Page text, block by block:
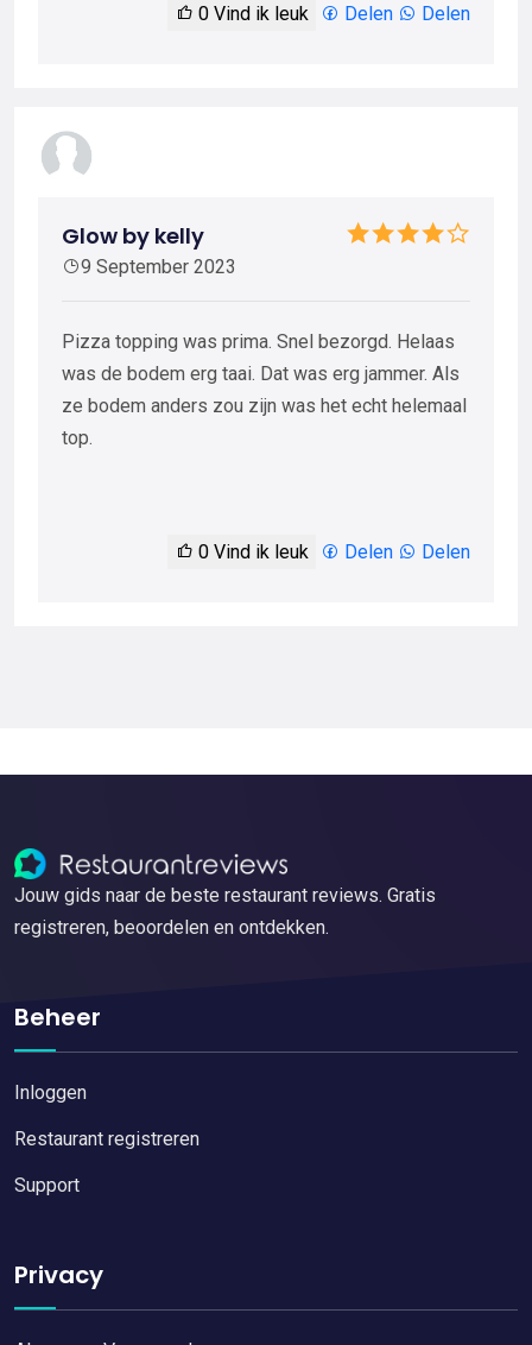
0 Vind ik leuk Delen Delen
Glow by kelly
9 September 2023
Pizza topping was prima. Snel bezorgd. Helaas
was de bodem erg taai. Dat was erg jammer. Als
ze bodem anders zou zijn was het echt helemaal
top.
0 Vind ik leuk Delen Delen
Jouw gids naar de beste restaurant reviews. Gratis
registreren, beoordelen en ontdekken.
Beheer
Inloggen
Restaurant registreren
Support
Privacy